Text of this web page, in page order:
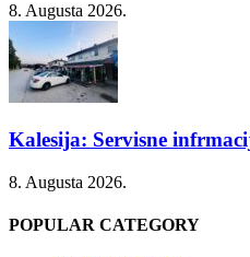
8. Augusta 2026.
Kalesija: Servisne
8. Augusta 2026.
POPULAR CATEGORY